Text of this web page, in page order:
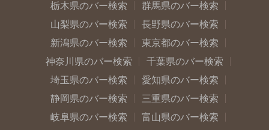
栃木県のバー検索
群馬県のバー検索
山梨県のバー検索
長野県のバー検索
新潟県のバー検索
東京都のバー検索
神奈川県のバー検索
千葉県のバー検索
埼玉県のバー検索
愛知県のバー検索
静岡県のバー検索
三重県のバー検索
岐阜県のバー検索
富山県のバー検索